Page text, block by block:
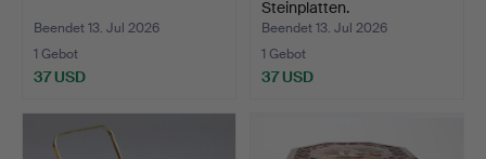
Beendet 13. Jul 2026
1 Gebot
37 USD
Steinplatten.
Beendet 13. Jul 2026
1 Gebot
37 USD